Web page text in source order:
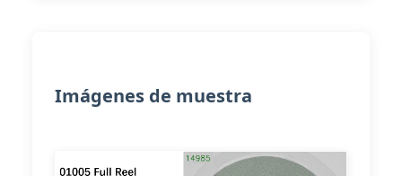
Imágenes de muestra